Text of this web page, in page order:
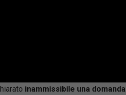
inammissibile una domanda